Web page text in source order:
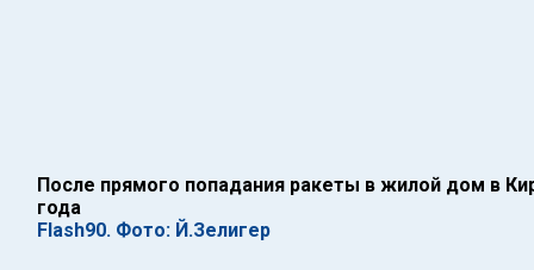
После прямого попадания ракеты в жилой дом в
года
Flash90. Фото: Й.Зелигер